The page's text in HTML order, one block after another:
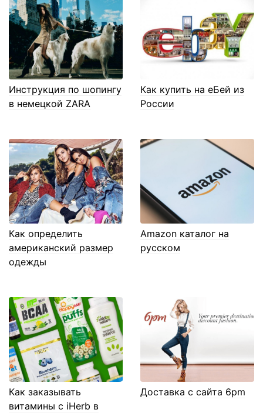
Инструкция по шопингу
в немецкой ZARA
Как купить на еБей из
России
Как определить
американский размер
одежды
Amazon каталог на
русском
Как заказывать
витамины с iHerb в
Доставка с сайта 6pm